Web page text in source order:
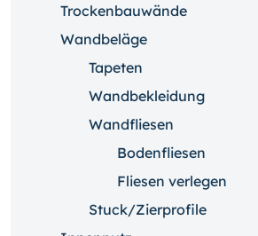
Trockenbauwände
Wandbeläge
Tapeten
Wandbekleidung
Wandfliesen
Bodenfliesen
Fliesen verlegen
Stuck/Zierprofile